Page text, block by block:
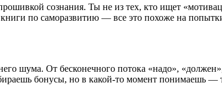
сознания. Ты не из тех, кто ищет
по саморазвитию — все это похоже на
шума. От бесконечного потока «надо»,
бонусы, но в какой-то момент понимаешь —